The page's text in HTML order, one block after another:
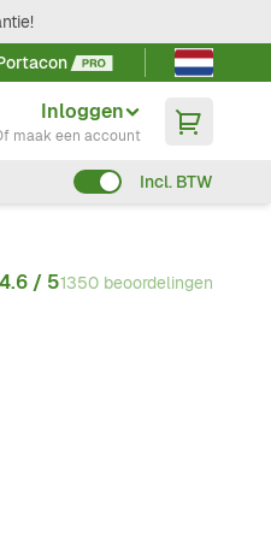
Taal kiezen
Inloggen
maak een account
Incl. BTW
4.6 / 51350 beoordelingen